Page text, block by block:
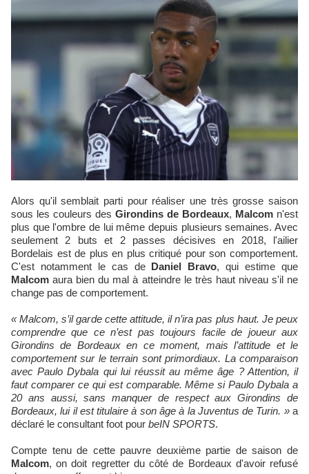
Alors qu'il semblait parti pour réaliser une très grosse saison
sous les couleurs des Girondins de Bordeaux, Malcom n'est
plus que l'ombre de lui même depuis plusieurs semaines. Avec
seulement 2 buts et 2 passes décisives en 2018, l'ailier
Bordelais est de plus en plus critiqué pour son comportement.
C'est notamment le cas de Daniel Bravo, qui estime que
Malcom aura bien du mal à atteindre le très haut niveau s'il ne
change pas de comportement.
« Malcom, s’il garde cette attitude, il n’ira pas plus haut. Je peux
comprendre que ce n’est pas toujours facile de joueur aux
Girondins de Bordeaux en ce moment, mais l’attitude et le
comportement sur le terrain sont primordiaux. La comparaison
avec Paulo Dybala qui lui réussit au même âge ? Attention, il
faut comparer ce qui est comparable. Même si Paulo Dybala a
20 ans aussi, sans manquer de respect aux Girondins de
Bordeaux, lui il est titulaire à son âge à la Juventus de Turin. »a
déclaré le consultant foot pour beIN SPORTS.
Compte tenu de cette pauvre deuxième partie de saison de
Malcom, on doit regretter du côté de Bordeaux d'avoir refusé